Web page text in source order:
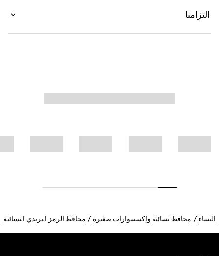
التزامنا
النساء محافظ نسائية وإكسسوارات صغيرة محافظ الرمز البريدي النسائية